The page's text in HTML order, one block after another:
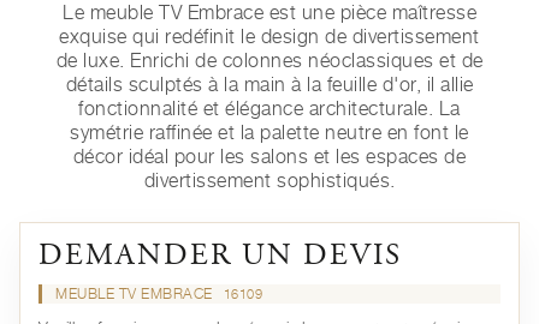
Le meuble TV Embrace est une pièce maîtresse
exquise qui redéfinit le design de divertissement
de luxe. Enrichi de colonnes néoclassiques et de
détails sculptés à la main à la feuille d'or, il allie
fonctionnalité et élégance architecturale. La
symétrie raffinée et la palette neutre en font le
décor idéal pour les salons et les espaces de
divertissement sophistiqués.
DEMANDER UN DEVIS
MEUBLE TV EMBRACE 16109